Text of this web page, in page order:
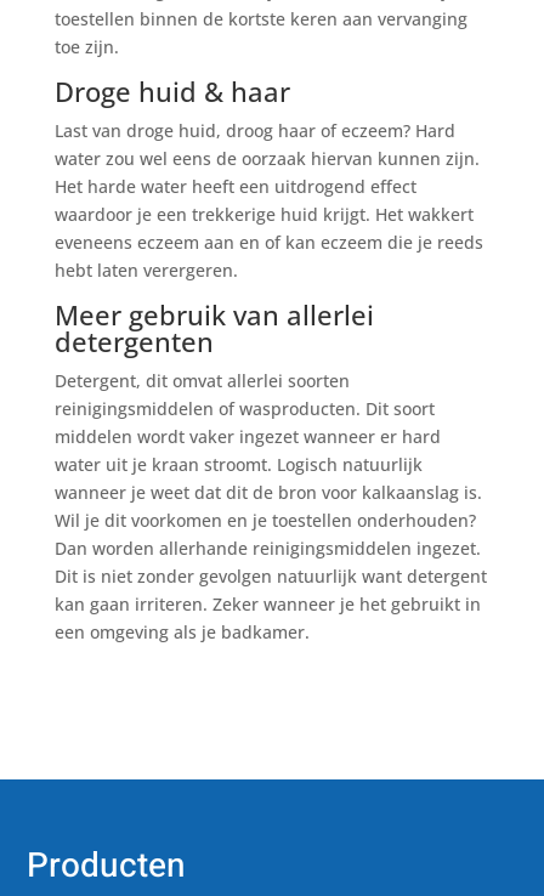
toestellen binnen de kortste keren aan vervanging
toe zijn.
Droge huid & haar
Last van droge huid, droog haar of eczeem? Hard
water zou wel eens de oorzaak hiervan kunnen zijn.
Het harde water heeft een uitdrogend effect
waardoor je een trekkerige huid krijgt. Het wakkert
eveneens eczeem aan en of kan eczeem die je reeds
hebt laten verergeren.
Meer gebruik van allerlei
detergenten
Detergent, dit omvat allerlei soorten
reinigingsmiddelen of wasproducten. Dit soort
middelen wordt vaker ingezet wanneer er hard
water uit je kraan stroomt. Logisch natuurlijk
wanneer je weet dat dit de bron voor kalkaanslag is.
Wil je dit voorkomen en je toestellen onderhouden?
Dan worden allerhande reinigingsmiddelen ingezet.
Dit is niet zonder gevolgen natuurlijk want detergent
kan gaan irriteren. Zeker wanneer je het gebruikt in
een omgeving als je badkamer.
Producten